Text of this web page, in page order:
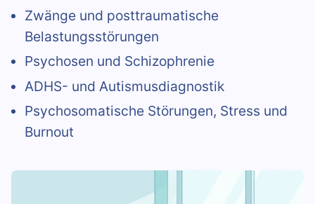
Zwänge und posttraumatische
Belastungsstörungen
Psychosen und Schizophrenie
ADHS- und Autismusdiagnostik
Psychosomatische Störungen, Stress und
Burnout